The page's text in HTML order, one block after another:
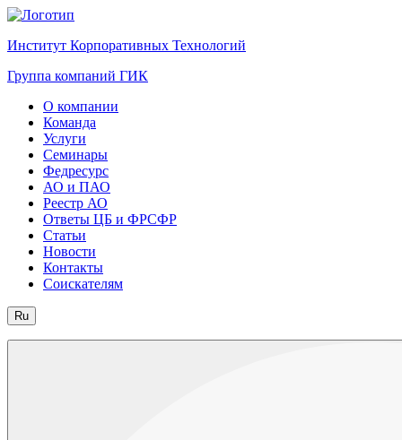
Институт Корпоративных Технологий
Группа компаний ГИК
О компании
Команда
Услуги
Семинары
Федресурс
АО и ПАО
Реестр АО
Ответы ЦБ и ФРСФР
Статьи
Новости
Контакты
Соискателям
Ru